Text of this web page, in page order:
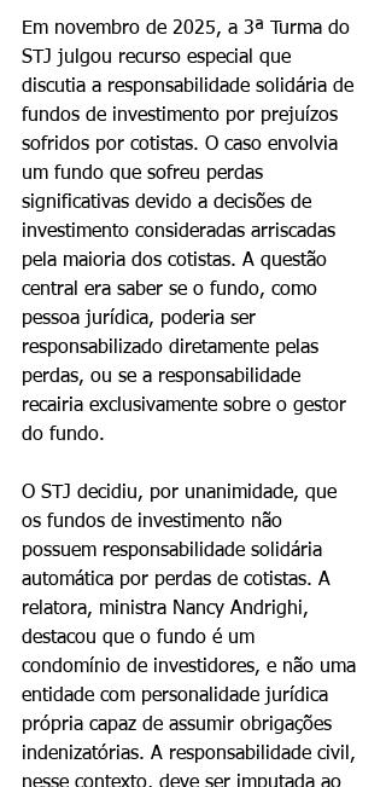
Em novembro de 2025, a 3ª Turma do
STJ julgou recurso especial que
discutia a responsabilidade solidária de
fundos de investimento por prejuízos
sofridos por cotistas. O caso envolvia
um fundo que sofreu perdas
significativas devido a decisões de
investimento consideradas arriscadas
pela maioria dos cotistas. A questão
central era saber se o fundo, como
pessoa jurídica, poderia ser
responsabilizado diretamente pelas
perdas, ou se a responsabilidade
recairia exclusivamente sobre o gestor
do fundo.
O STJ decidiu, por unanimidade, que
os fundos de investimento não
possuem responsabilidade solidária
automática por perdas de cotistas. A
relatora, ministra Nancy Andrighi,
destacou que o fundo é um
condomínio de investidores, e não uma
entidade com personalidade jurídica
própria capaz de assumir obrigações
indenizatórias. A responsabilidade civil,